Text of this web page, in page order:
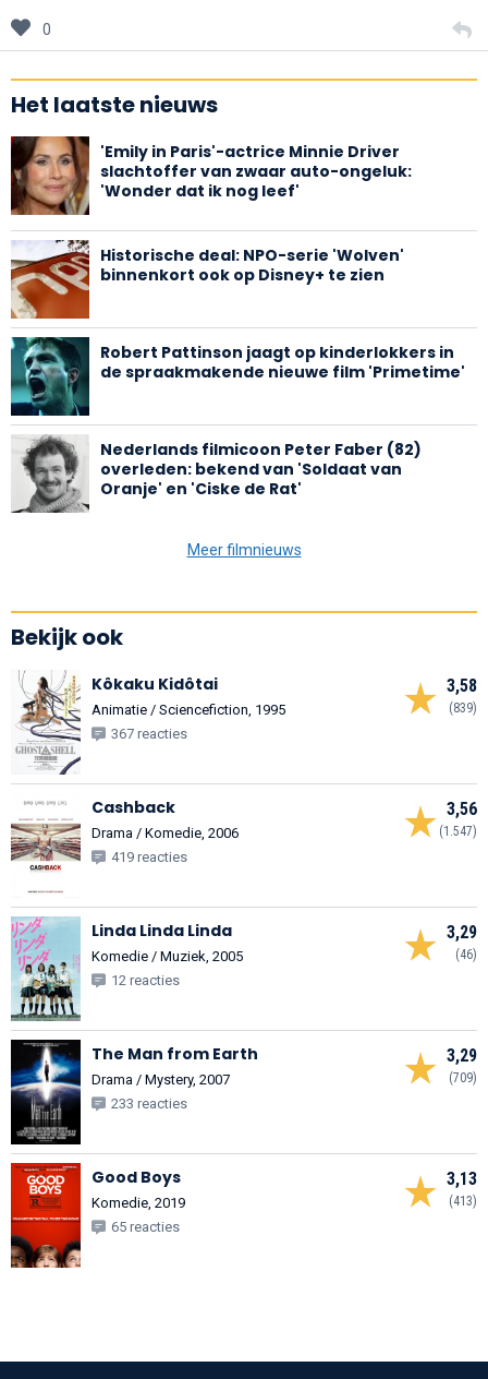
0
Het laatste nieuws
'Emily in Paris'-actrice Minnie Driver
slachtoffer van zwaar auto-ongeluk:
'Wonder dat ik nog leef'
Historische deal: NPO-serie 'Wolven'
binnenkort ook op Disney+ te zien
Robert Pattinson jaagt op kinderlokkers in
de spraakmakende nieuwe film 'Primetime'
Nederlands filmicoon Peter Faber (82)
overleden: bekend van 'Soldaat van
Oranje' en 'Ciske de Rat'
Meer filmnieuws
Bekijk ook
3,58
(839)
Kôkaku Kidôtai
Animatie / Sciencefiction, 1995
367 reacties
3,56
(1.547)
Cashback
Drama / Komedie, 2006
419 reacties
3,29
(46)
Linda Linda Linda
Komedie / Muziek, 2005
12 reacties
3,29
(709)
The Man from Earth
Drama / Mystery, 2007
233 reacties
3,13
(413)
Good Boys
Komedie, 2019
65 reacties